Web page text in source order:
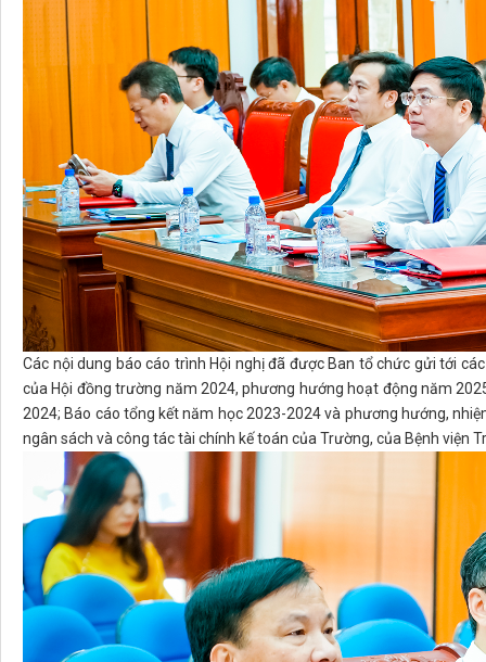
Các nội dung báo cáo trình Hội nghị đã được Ban tổ chức gửi tới
của Hội đồng trường năm 2024, phương hướng hoạt động năm
2024; Báo cáo tổng kết năm học 2023-2024 và phương hướng,
ngân sách và công tác tài chính kế toán của Trường, của Bệnh viện